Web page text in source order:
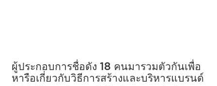
ผู้ประกอบการชื่อดัง 18 คนมารวมตัวกันเพื่อ
หารือเกี่ยวกับวิธีการสร้างและบริหารแบรนด์